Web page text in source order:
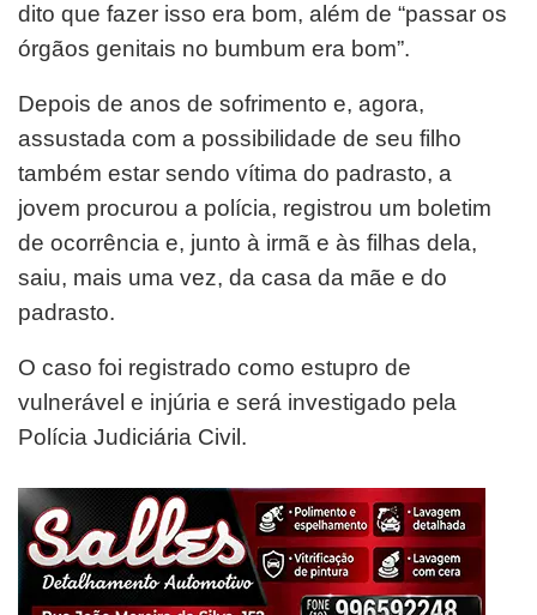
dito que fazer isso era bom, além de “passar os
órgãos genitais no bumbum era bom”.
Depois de anos de sofrimento e, agora,
assustada com a possibilidade de seu filho
também estar sendo vítima do padrasto, a
jovem procurou a polícia, registrou um boletim
de ocorrência e, junto à irmã e às filhas dela,
saiu, mais uma vez, da casa da mãe e do
padrasto.
O caso foi registrado como estupro de
vulnerável e injúria e será investigado pela
Polícia Judiciária Civil.